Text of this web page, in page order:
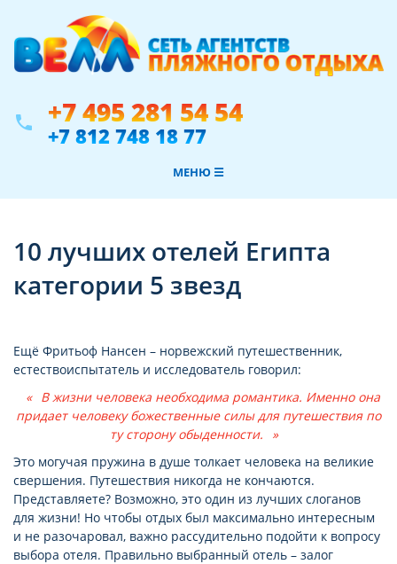
phone +7 495 281 54 54
+7 812 748 18 77
МЕНЮ ☰
10 лучших отелей Египта
категории 5 звезд
Ещё Фритьоф Нансен – норвежский путешественник,
естествоиспытатель и исследователь говорил:
В жизни человека необходима романтика. Именно она
придает человеку божественные силы для путешествия по
ту сторону обыденности.
Это могучая пружина в душе толкает человека на великие
свершения. Путешествия никогда не кончаются.
Представляете? Возможно, это один из лучших слоганов
для жизни! Но чтобы отдых был максимально интересным
и не разочаровал, важно рассудительно подойти к вопросу
выбора отеля. Правильно выбранный отель – залог